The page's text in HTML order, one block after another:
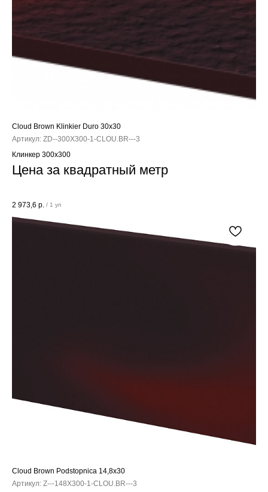
Cloud Brown Klinkier Duro 30x30
Артикул: ZD--300X300-1-CLOU.BR---3
Клинкер 300x300
Цена за квадратный метр
2 973,6 р. / 1 уп
Cloud Brown Podstopnica 14,8x30
Артикул: Z---148X300-1-CLOU.BR---3